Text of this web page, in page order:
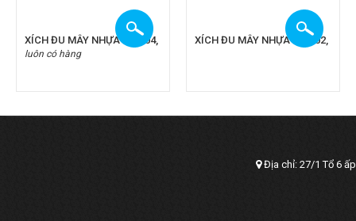
XÍCH ĐU MÂY NHỰA CA 904,
luôn có hàng
XÍCH ĐU MÂY NHỰA CA 902,
Địa chỉ: 27/1 Tổ 6 ấp